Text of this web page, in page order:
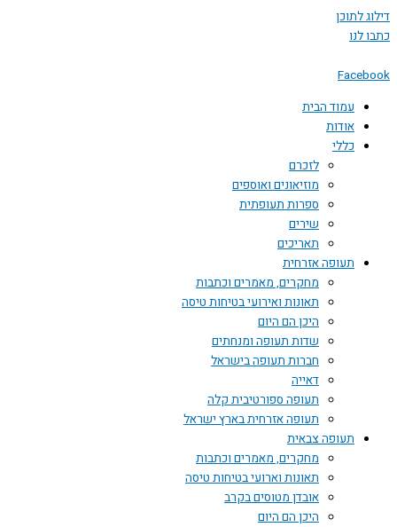
מוזיאונים ואוספים
ספרות תעופתית
אזרחית
מחקרים, מאמרים וכתבות
תאונות ואירועי בטיחות טיסה
היכן הם היום
שדות תעופה ומנחתים
חברות תעופה בישראל
תעופה ספורטיבית קלה
תעופה אזרחית בארץ ישראל
צבאית
מחקרים, מאמרים וכתבות
תאונות וארועי בטיחות טיסה
אובדן מטוסים בקרב
היכן הם היום